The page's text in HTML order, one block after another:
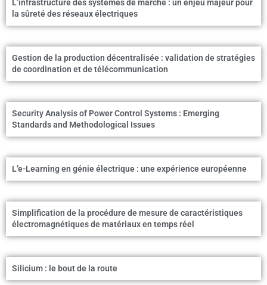
L’infrastructure des systèmes de marché : un enjeu majeur pour
la sûreté des réseaux électriques
Gestion de la production décentralisée : validation de stratégies
de coordination et de télécommunication
Security Analysis of Power Control Systems : Emerging
Standards and Methodological Issues
L’e-Learning en génie électrique : une expérience européenne
Simplification de la procédure de mesure de caractéristiques
électromagnétiques de matériaux en temps réel
Silicium : le bout de la route